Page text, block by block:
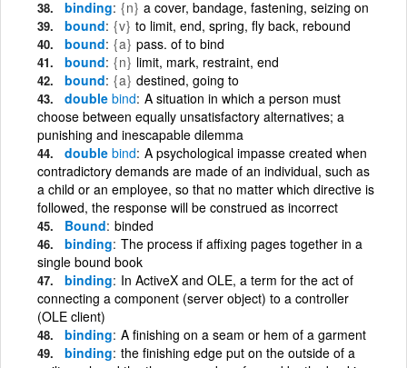
binding {n} a cover, bandage, fastening, seizing on
bound {v} to limit, end, spring, fly back, rebound
bound {a} pass. of to bind
bound {n} limit, mark, restraint, end
bound {a} destined, going to
double bind A situation in which a person must
choose between equally unsatisfactory alternatives; a
punishing and inescapable dilemma
double bind A psychological impasse created when
contradictory demands are made of an individual, such as
a child or an employee, so that no matter which directive is
followed, the response will be construed as incorrect
Bound binded
binding The process if affixing pages together in a
single bound book
binding In ActiveX and OLE, a term for the act of
connecting a component (server object) to a controller
(OLE client)
binding A finishing on a seam or hem of a garment
binding the finishing edge put on the outside of a